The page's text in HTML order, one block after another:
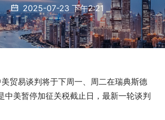
2025-07-23 下午2:21
贸易谈判将于下周一、周二在瑞典斯德
美暂停加征关税截止日，最新一轮谈判